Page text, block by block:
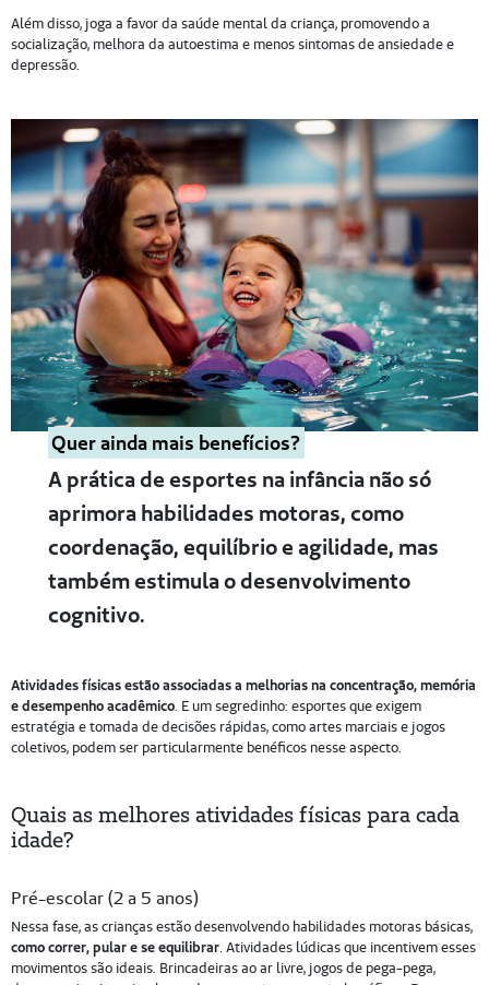
Além disso, joga a favor da saúde mental da criança, promovendo a
socialização, melhora da autoestima e menos sintomas de ansiedade e
depressão.
Quer ainda mais benefícios?
A prática de esportes na infância não só
aprimora habilidades motoras, como
coordenação, equilíbrio e agilidade, mas
também estimula o desenvolvimento
cognitivo.
Atividades físicas estão associadas a melhorias na concentração, memória
e desempenho acadêmico. E um segredinho: esportes que exigem
estratégia e tomada de decisões rápidas, como artes marciais e jogos
coletivos, podem ser particularmente benéficos nesse aspecto.
Quais as melhores atividades físicas para cada
idade?
Pré-escolar (2 a 5 anos)
Nessa fase, as crianças estão desenvolvendo habilidades motoras básicas,
como correr, pular e se equilibrar. Atividades lúdicas que incentivem esses
movimentos são ideais. Brincadeiras ao ar livre, jogos de pega-pega,